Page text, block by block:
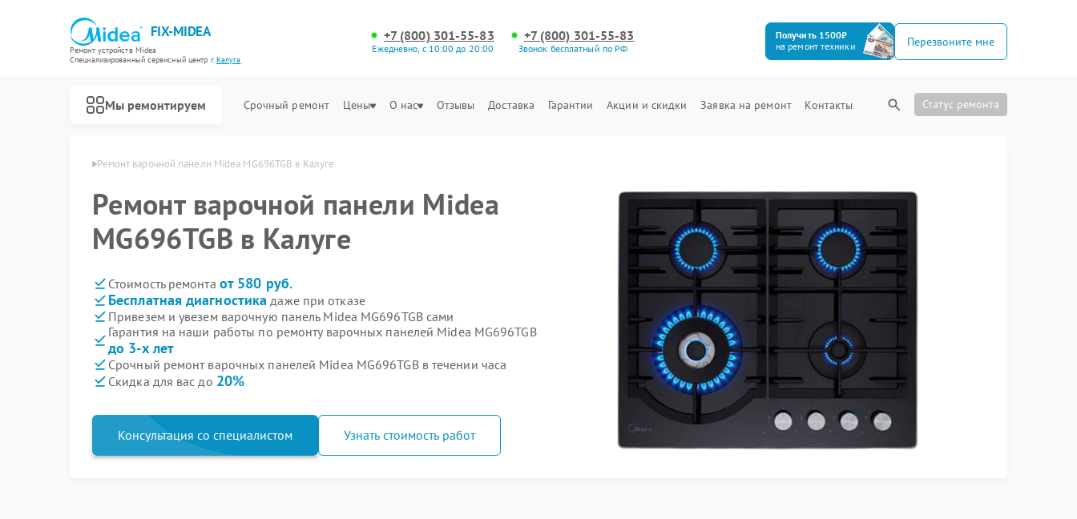
FIX-MIDEA
Ремонт устройств Midea
Специализированный cервисный центр г.Калуга
+7 (800) 301-55-83
Ежедневно, с 10:00 до 20:00
+7 (800) 301-55-83
Звонок бесплатный по РФ
Получить 1500₽
на ремонт техники
Перезвоните мне
Мы ремонтируем Срочный ремонт Цены О нас Отзывы Доставка Гарантии Акции и скидки Заявка на ремонт Контакты Статус ремонта
Ремонт варочной панели Midea MG696TGB в Калуге
Ремонт варочной панели Midea
MG696TGB в Калуге
Стоимость ремонта от 580 руб.
Бесплатная диагностика даже при отказе
Привезем и увезем варочную панель Midea MG696TGB сами
Гарантия на наши работы по ремонту варочных панелей Midea MG696TGB
до 3-х лет
Срочный ремонт варочных панелей Midea MG696TGB в течении часа
Скидка для вас до 20%
Консультация со специалистом Узнать стоимость работ